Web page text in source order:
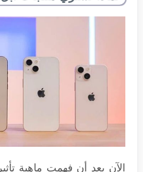
الآن بعد أن فهمت ماهية